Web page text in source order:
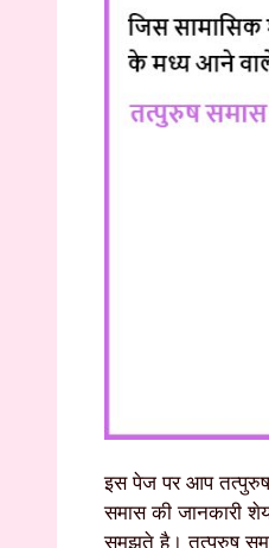
इस पेज पर आप तत्पुरुष
समास की जानकारी
समझते है। तत्पुरुष